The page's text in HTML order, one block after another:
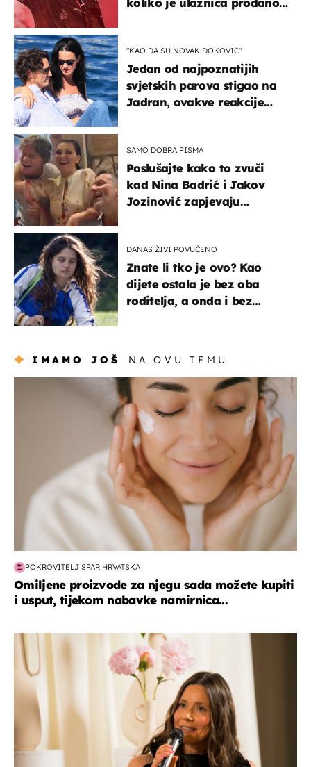
"KAO DA SU NOVAK ĐOKOVIĆ"
Jedan od najpoznatijih
svjetskih parova stigao na
Jadran, ovakve reakcije
SAMO DOBRA PISMA
Poslušajte kako to zvuči
kad Nina Badrić i Jakov
Jozinović zapjevaju
DANAS ŽIVI POVUČENO
Znate li tko je ovo? Kao
dijete ostala je bez oba
roditelja, a onda i bez
IMAMO JOŠ NA OVU TEMU
moda & ljepota
POKROVITELJ SPAR HRVATSKA
Omiljene proizvode za njegu sada možete kupiti
i usput, tijekom nabavke namirnica...
moda & ljepota